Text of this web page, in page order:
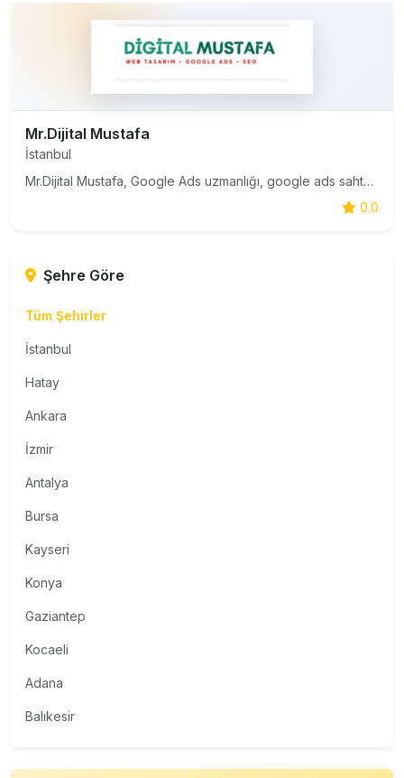
Mr.Dijital Mustafa
İstanbul
Mr.Dijital Mustafa, Google Ads uzmanlığı, google ads sahte tıklama engelleme stratejileri, SEO ve web tasarım hizmetleriyle işletmelere profesyonel dijital pazarlama çözümleri sunan lider bir markadır. Bütçenizi optimize ederek en yüksek dönüşümü elde etmenizi sağlar.
0.0
Şehre Göre
Tüm Şehirler
İstanbul
Hatay
Ankara
İzmir
Antalya
Bursa
Kayseri
Konya
Gaziantep
Kocaeli
Adana
Balıkesir